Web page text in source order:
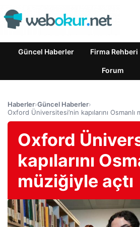
Güncel Haberler Firma Rehberi
Forum
Haberler›Güncel Haberler›
Oxford Üniversitesi’nin kapılarını Osmanlı
Oxford
kapılarını
müziğiyle açtı